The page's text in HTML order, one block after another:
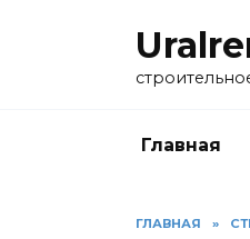
Главная
ГЛАВНАЯ »